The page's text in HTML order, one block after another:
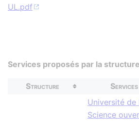
UL.pdf
Services proposés par la
Structure
Université de
Science